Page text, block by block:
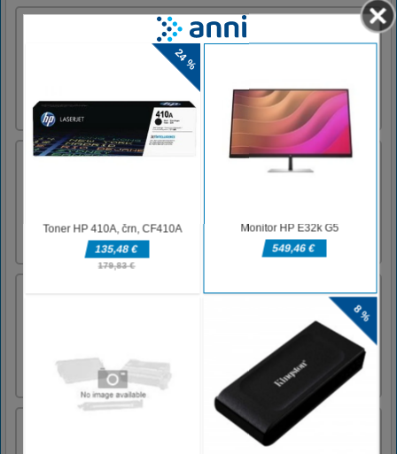
Stick Man Hook
Let become a stickman, then enjoy his
adventure!Click to hook the spring
Mahjong črno-belo
Igrajte posebno igro mahjong z belimi in
Poskusite odstraniti vse ploščice.
Fuzzy labirint
Lepa puzzle igra. Premaknite svoj rdeči blok
po labirintu in zbirajte sijoče predmete.Na
namizju uporabite WASD ali puščične tipke
na mobilni napravi, da premaknete svoj blok
Mario and Yoshi Jigsaw
Mario and Yoshi Jigsaw is a online game that